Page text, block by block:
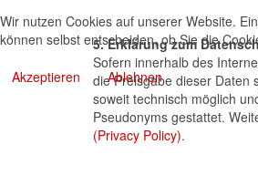
5. Erklärung zum
Sofern innerhalb des
die Preisgabe dieser Daten
soweit technisch möglich
Pseudonyms gestattet.
(Privacy Policy).
Wir nutzen Cookies auf unserer Website.
können selbst entscheiden, ob Sie die
Akzeptieren Ablehnen